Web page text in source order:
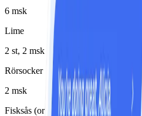
6 msk
Lime
2 st, 2 msk pressad saft
Rörsocker
2 msk
Fisksås (orientalisk)